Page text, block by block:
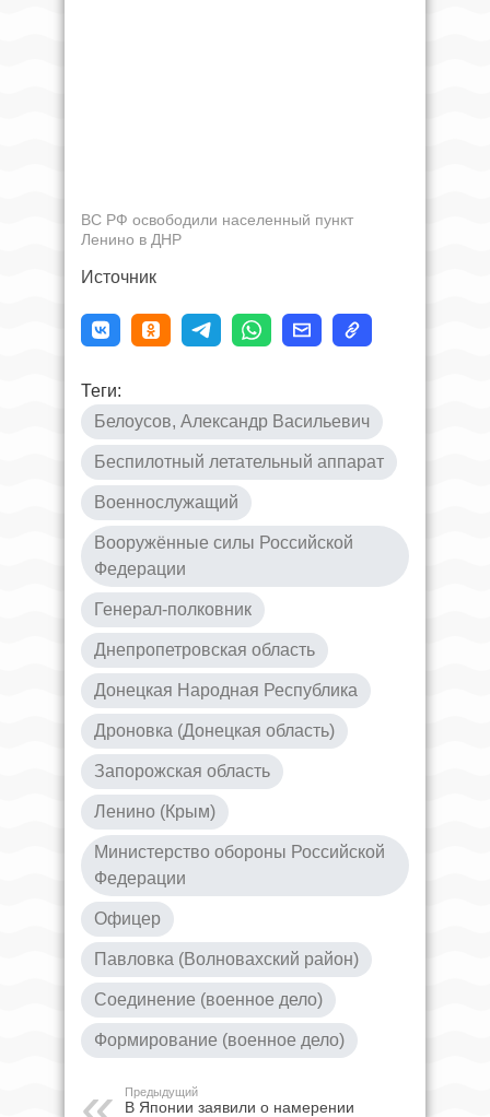
ВС РФ освободили населенный пункт
Ленино в ДНР
Источник
Теги:
Белоусов, Александр Васильевич
Беспилотный летательный аппарат
Военнослужащий
Вооружённые силы Российской
Федерации
Генерал-полковник
Днепропетровская область
Донецкая Народная Республика
Дроновка (Донецкая область)
Запорожская область
Ленино (Крым)
Министерство обороны Российской
Федерации
Офицер
Павловка (Волновахский район)
Соединение (военное дело)
Формирование (военное дело)
Предыдущий
В Японии заявили о намерении